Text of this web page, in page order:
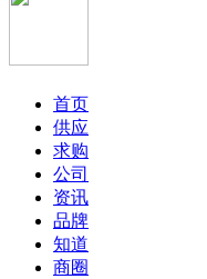
首页
供应
求购
公司
资讯
品牌
知道
商圈